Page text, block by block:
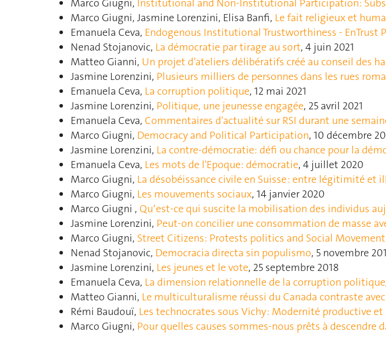
Marco Giugni, Institutional and Non-Institutional Participation:
Marco Giugni, Jasmine Lorenzini, Elisa Banfi, Le fait religieux et
Emanuela Ceva, Endogenous Institutional Trustworthiness - EnTrust
Nenad Stojanovic, La démocratie par tirage au sort, 4 juin 2021
Matteo Gianni, Un projet d’ateliers délibératifs créé au conseil des
Jasmine Lorenzini, Plusieurs milliers de personnes dans les rues
Emanuela Ceva, La corruption politique, 12 mai 2021
Jasmine Lorenzini, Politique, une jeunesse engagée, 25 avril 2021
Emanuela Ceva, Commentaires d'actualité sur RSI durant une
Marco Giugni, Democracy and Political Participation, 10 décembre
Jasmine Lorenzini, La contre-démocratie: défi ou chance pour la
Emanuela Ceva, Les mots de l'Epoque: démocratie, 4 juillet 2020
Marco Giugni, La désobéissance civile en Suisse : entre légitimité et
Marco Giugni, Les mouvements sociaux, 14 janvier 2020
Marco Giugni , Quʹest-ce qui suscite la mobilisation des individus
Jasmine Lorenzini, Peut-on concilier une consommation de masse
Marco Giugni, Street Citizens: Protests politics and Social
Nenad Stojanovic, Democracia directa sin populismo, 5 novembre
Jasmine Lorenzini, Les jeunes et le vote, 25 septembre 2018
Emanuela Ceva, La dimension relationnelle de la corruption politique
Matteo Gianni, Le multiculturalisme réussi du Canada contraste
Rémi Baudouï, Les technocrates sous Vichy : Modernité productive
Marco Giugni, Pour quelles causes sommes-nous prêts à descendre